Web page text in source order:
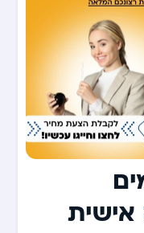
אישית